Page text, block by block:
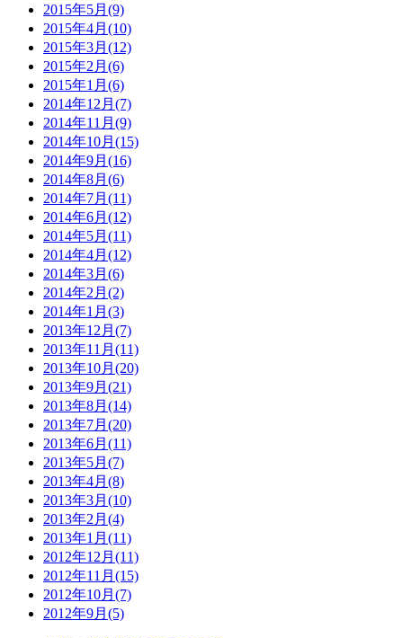
2015年5月(9)
2015年4月(10)
2015年3月(12)
2015年2月(6)
2015年1月(6)
2014年12月(7)
2014年11月(9)
2014年10月(15)
2014年9月(16)
2014年8月(6)
2014年7月(11)
2014年6月(12)
2014年5月(11)
2014年4月(12)
2014年3月(6)
2014年2月(2)
2014年1月(3)
2013年12月(7)
2013年11月(11)
2013年10月(20)
2013年9月(21)
2013年8月(14)
2013年7月(20)
2013年6月(11)
2013年5月(7)
2013年4月(8)
2013年3月(10)
2013年2月(4)
2013年1月(11)
2012年12月(11)
2012年11月(15)
2012年10月(7)
2012年9月(5)